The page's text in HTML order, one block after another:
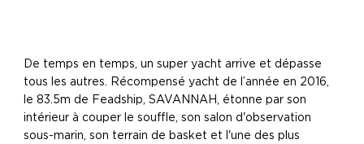
De temps en temps, un super yacht arrive et dépasse
tous les autres. Récompensé yacht de l’année en 2016,
le 83.5m de Feadship, SAVANNAH, étonne par son
intérieur à couper le souffle, son salon d'observation
sous-marin, son terrain de basket et l'une des plus